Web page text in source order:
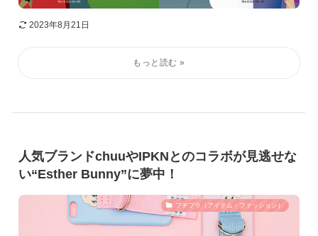
2023年8月21日
人気ブランドchuuやIPKNとのコラボが見逃せな
い“Esther Bunny”に夢中！
プチプラ（アイテム・ファッション）